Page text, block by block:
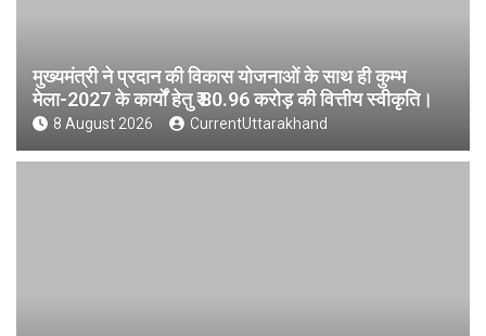
मुख्यमंत्री ने प्रदान की विकास योजनाओं के साथ ही कुम्भ
मेला-2027 के कार्यों हेतु ₹ 80.96 करोड़ की वित्तीय स्वीकृति।
8 August 2026 CurrentUttarakhand